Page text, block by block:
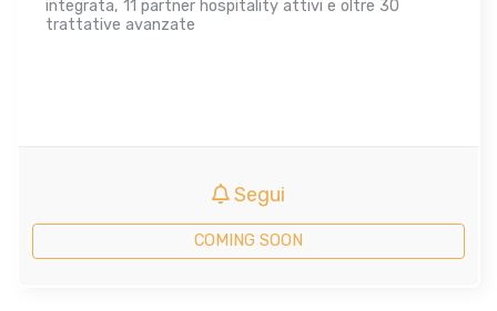
integrata, 11 partner hospitality attivi e oltre 30
trattative avanzate
Segui
COMING SOON